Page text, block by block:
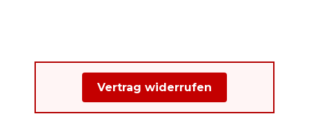
Vertrag widerrufen